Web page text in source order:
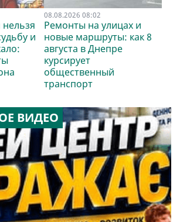
и
08.08.2026 08:02
Ремонты на улицах и
новые маршруты: как 8
августа в Днепре
курсирует
общественный
транспорт
ВИДЕО